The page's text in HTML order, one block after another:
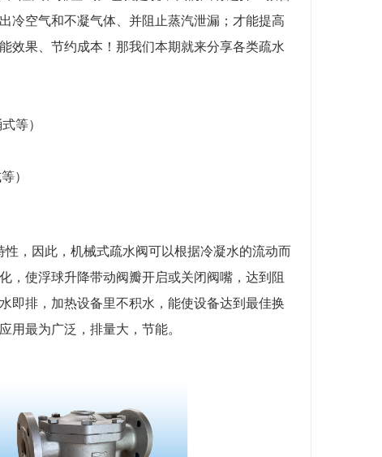
冷空气和不凝气体、并阻止蒸汽泄漏；才能提高
效果、节约成本！那我们本期就来分享各类疏水
等）
）
，因此，机械式疏水阀可以根据冷凝水的流动而
，使浮球升降带动阀瓣开启或关闭阀嘴，达到阻
即排，加热设备里不积水，能使设备达到最佳换
用最为广泛，排量大，节能。